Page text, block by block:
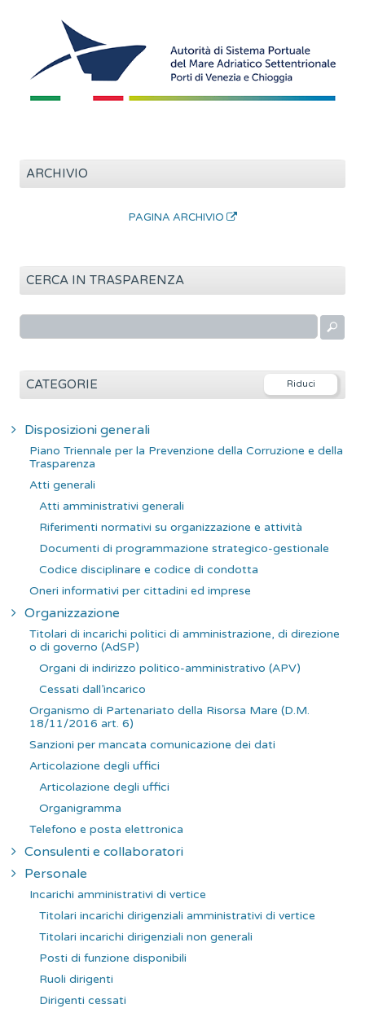
ARCHIVIO
PAGINA ARCHIVIO
CERCA IN TRASPARENZA
r
CATEGORIE
Disposizioni generali
Piano Triennale per la Prevenzione della Corruzione e della
Trasparenza
Atti generali
Atti amministrativi generali
Riferimenti normativi su organizzazione e attività
Documenti di programmazione strategico-gestionale
Codice disciplinare e codice di condotta
Oneri informativi per cittadini ed imprese
Organizzazione
Titolari di incarichi politici di amministrazione, di direzione
o di governo (AdSP)
Organi di indirizzo politico-amministrativo (APV)
Cessati dall’incarico
Organismo di Partenariato della Risorsa Mare (D.M.
18/11/2016 art. 6)
Sanzioni per mancata comunicazione dei dati
Articolazione degli uffici
Articolazione degli uffici
Organigramma
Telefono e posta elettronica
Consulenti e collaboratori
Personale
Incarichi amministrativi di vertice
Titolari incarichi dirigenziali amministrativi di vertice
Titolari incarichi dirigenziali non generali
Posti di funzione disponibili
Ruoli dirigenti
Dirigenti cessati